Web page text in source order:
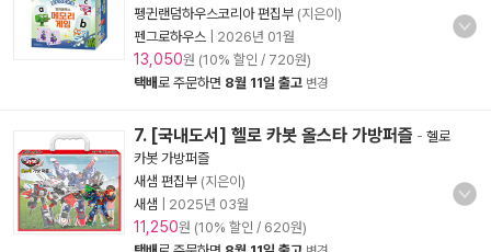
펭귄랜덤하우스코리아 편집부 (지은이)
펜그로하우스
2026년 01월
13,050원 (10% 할인 / 720원)
택배로 주문하면 8월 11일 출고 변경
7. [국내도서] 헬로 카봇 올스타 가방퍼즐 - 헬로
카봇 가방퍼즐
새샘 편집부 (지은이)
새샘
2025년 03월
11,250원 (10% 할인 / 620원)